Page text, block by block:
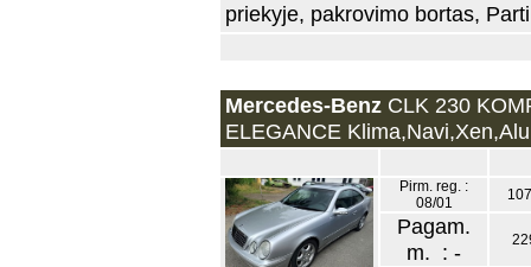
priekyje, pakrovimo bortas,
Mercedes-Benz CLK 230
ELEGANCE
Pirm. reg. :
08/01
Pagam.
m. : -